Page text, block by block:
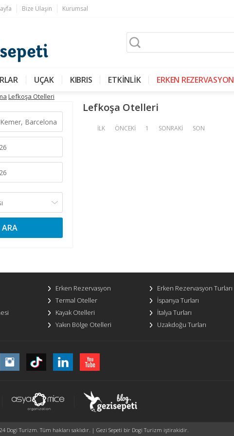
Bize Ulaşın Kurumsal
UÇAK KIBRIS ETKİNLİK ERKEN REZERVASYON
Lefkoşa Otelleri
ARA
Lefkoşa Otelleri
İLK ÖNCEKİ 1 SONRAKİ SON
Erken Rezervasyon
Termal Oteller
Kayak Otelleri
Yakın Bölge Otelleri
Erken Rezervasyon Turları
İspanya Turları
İtalya Turları
Uzakdoğu Turları
Dogi Turizm. Tüm hakları saklıdır. | Gezi Sepeti bir Dogi Turizm iştirakidir.